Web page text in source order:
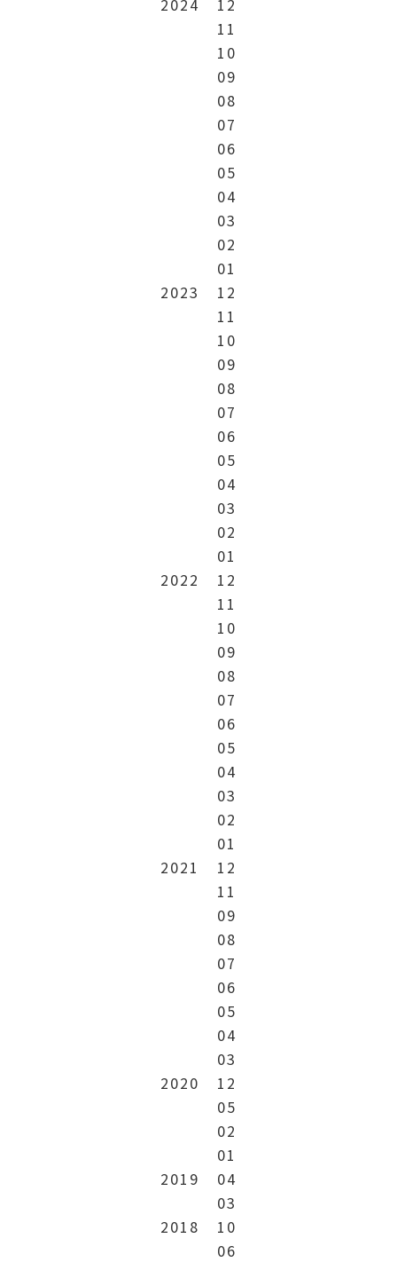
2024
12
11
10
09
08
07
06
05
04
03
02
01
2023
12
11
10
09
08
07
06
05
04
03
02
01
2022
12
11
10
09
08
07
06
05
04
03
02
01
2021
12
11
09
08
07
06
05
04
03
2020
12
05
02
01
2019
04
03
2018
10
06